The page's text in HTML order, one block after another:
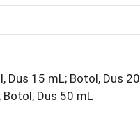
Dus 15 mL; Botol, Dus 20
Botol, Dus 50 mL